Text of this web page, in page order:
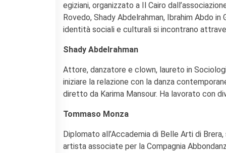
LIBRAIRIE FRANÇAISE DE
FLORENCE
CONSULAT DE FRANCE À
egiziani, organizzato a Il Cairo
Rovedo, Shady Abdelrahman, Ibrahim Abdo
identità sociali e culturali si incontrano
Shady Abdelrahman
Attore, danzatore e clown, laureto in
iniziare la relazione con la danza
diretto da Karima Mansour. Ha lavorato con
Tommaso Monza
Diplomato all’Accademia di Belle Arti di
artista associate per la Compagnia